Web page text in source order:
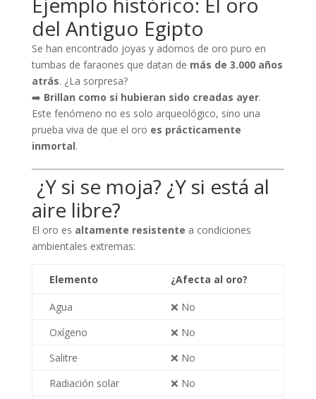
del Antiguo Egipto
Se han encontrado joyas y adornos de oro puro en
tumbas de faraones que datan de más de 3.000 años
atrás. ¿La sorpresa?
➡️ Brillan como si hubieran sido creadas ayer.
Este fenómeno no es solo arqueológico, sino una
prueba viva de que el oro es prácticamente
inmortal.
️ ¿Y si se moja? ¿Y si está al
aire libre?
El oro es altamente resistente a condiciones
ambientales extremas:
Elemento ¿Afecta al oro?
Agua
❌ No
Oxígeno
❌ No
Salitre
❌ No
Radiación solar
❌ No